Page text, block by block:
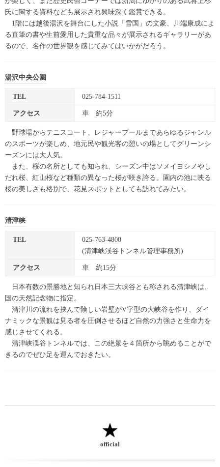
氏に関する資料なども展示され興味深く鑑賞できる。
1階には越後湯沢を舞台にした小説「雪国」の文豪、川端康成によ
る直筆の書や生前愛用した貴重な品々が展示されるギャラリーがあ
るので、名作の世界観を感じてみてはいかがだろう。
湯沢中央公園
TEL 025-784-1511
アクセス 車 約5分
野球場からテニスコート、レジャープールまであらゆるジャンル
のスポーツが楽しめ、地元民や観光客の憩いの場としてグリーンシ
ーズンには大人気。
また、桜の名所としても知られ、シーズン中はソメイヨシノやし
だれ桜、紅山桜など種類の異なった桜が咲き誇る。園内の池に映る
桜の美しさも格別で、花見スポットとしても訪れてみたい。
清津峡
TEL
025-763-4800
(清津峡渓谷トンネル管理事務所)
アクセス 車 約15分
日本有数の景勝地と知られ日本三大峡谷とも称される清津峡は、
国の天然記念物に指定。
清津川の流れを挟んで険しい岩壁がV字型の大峡谷を作り、ダイ
ナミックな景観は見る者を圧倒させるほど自然の力強さと生命力を
感じさせてくれる。
清津峡渓谷トンネルでは、この絶景を４箇所から眺めることがで
きるのでぜひ足を運んでおきたい。
official